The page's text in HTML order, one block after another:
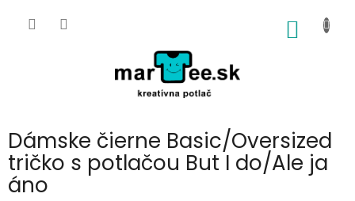
Dámske čierne Basic/Oversized
tričko s potlačou But I do/Ale ja
áno